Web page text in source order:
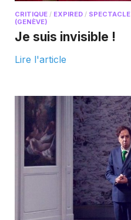
CRITIQUE / EXPIRED / SPECTACLE
(GENÈVE)
Je suis invisible !
Lire l'article